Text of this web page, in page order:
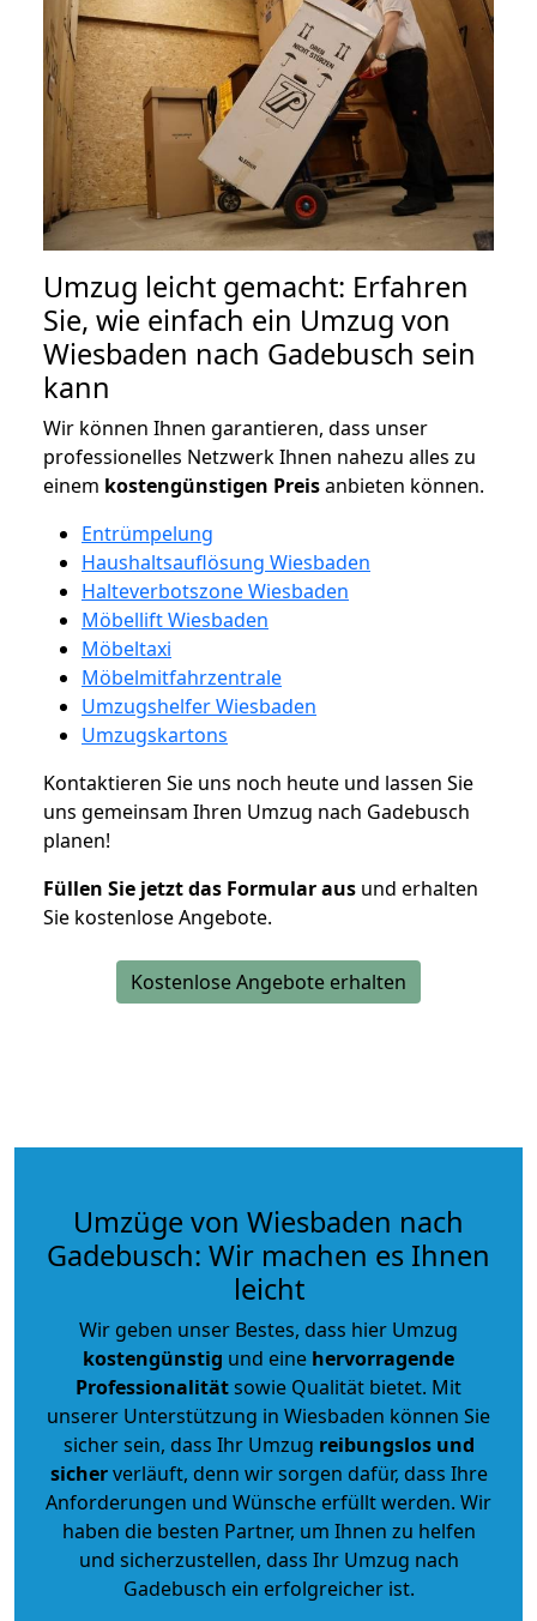
Umzug leicht gemacht: Erfahren
Sie, wie einfach ein Umzug von
Wiesbaden nach Gadebusch sein
kann
Wir können Ihnen garantieren, dass unser
professionelles Netzwerk Ihnen nahezu alles zu
einem kostengünstigen Preisanbieten können.
Entrümpelung
Haushaltsauflösung Wiesbaden
Halteverbotszone Wiesbaden
Möbellift Wiesbaden
Möbeltaxi
Möbelmitfahrzentrale
Umzugshelfer Wiesbaden
Umzugskartons
Kontaktieren Sie uns noch heute und lassen Sie
uns gemeinsam Ihren Umzug nach Gadebusch
planen!
Füllen Sie jetzt das Formular aus und erhalten
Sie kostenlose Angebote.
Kostenlose Angebote erhalten
Umzüge von Wiesbaden nach
Gadebusch: Wir machen es Ihnen
leicht
Wir geben unser Bestes, dass hier Umzug
kostengünstig und eine hervorragende
Professionalitätsowie Qualität bietet. Mit
unserer Unterstützung in Wiesbaden können Sie
sicher sein, dass Ihr Umzug reibungslos und
sicherverläuft, denn wir sorgen dafür, dass Ihre
Anforderungen und Wünsche erfüllt werden. Wir
haben die besten Partner, um Ihnen zu helfen
und sicherzustellen, dass Ihr Umzug nach
Gadebusch ein erfolgreicher ist.